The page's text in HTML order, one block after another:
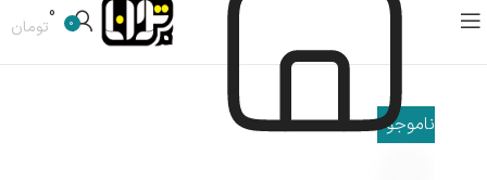
0
0
تومان
ناموجود